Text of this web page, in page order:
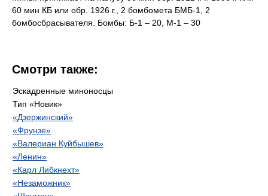
60 мин КБ или обр. 1926 г., 2 бомбомета БМБ-1, 2
бомбосбрасывателя. Бомбы: Б-1 – 20, М-1 – 30
Смотри также:
Эскадренные миноносцы
Тип «Новик»
«Дзержинский»
«Фрунзе»
«Валериан Куйбышев»
«Ленин»
«Карл Либкнехт»
«Незаможник»